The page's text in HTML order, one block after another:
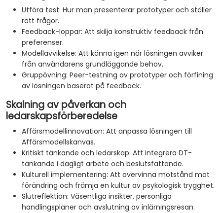
Utföra test: Hur man presenterar prototyper och ställer
rätt frågor.
Feedback-loppar: Att skilja konstruktiv feedback från
preferenser.
Modellavvikelse: Att känna igen när lösningen avviker
från användarens grundläggande behov.
Gruppövning: Peer-testning av prototyper och förfining
av lösningen baserat på feedback.
Skalning av påverkan och
ledarskapsförberedelse
Affärsmodellinnovation: Att anpassa lösningen till
Affärsmodellskanvas.
Kritiskt tänkande och ledarskap: Att integrera DT-
tänkande i dagligt arbete och beslutsfattande.
Kulturell implementering: Att övervinna motstånd mot
förändring och främja en kultur av psykologisk trygghet.
Slutreflektion: Väsentliga insikter, personliga
handlingsplaner och avslutning av inlärningsresan.